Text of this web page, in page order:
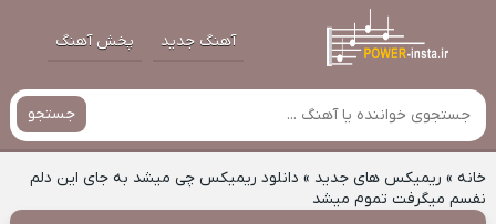
آهنگ جدید پخش آهنگ
جستجو
خانه» ریمیکس های جدید » دانلود ریمیکس چی میشد به جای این دلم
نفسم میگرفت تموم میشد